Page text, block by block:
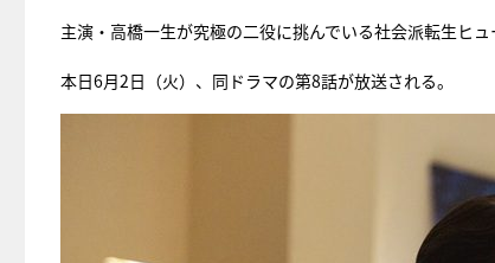
主演・高橋一生が究極の二役に挑んでいる社会派転生ヒ
本日6月2日（火）、同ドラマの第8話が放送される。